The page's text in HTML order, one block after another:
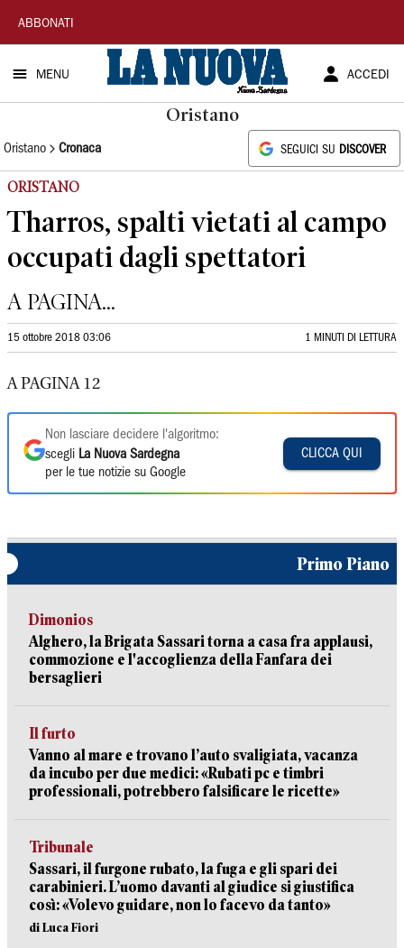
La
Nuova
Sardegna
ABBONATI
MENU ACCEDI
Oristano
Oristano Cronaca SEGUICI SU DISCOVER
ORISTANO
Tharros, spalti vietati al campo
occupati dagli spettatori
A PAGINA...
15 ottobre 2018 03:06 1 MINUTI DI LETTURA
A PAGINA 12
Non lasciare decidere l'algoritmo:
scegli La Nuova Sardegna
per le tue notizie su Google
CLICCA QUI
Primo Piano
Dimonios
Alghero, la Brigata Sassari torna a casa fra applausi,
commozione e l'accoglienza della Fanfara dei
bersaglieri
Il furto
Vanno al mare e trovano l’auto svaligiata, vacanza
da incubo per due medici: «Rubati pc e timbri
professionali, potrebbero falsificare le ricette»
Tribunale
Sassari, il furgone rubato, la fuga e gli spari dei
carabinieri. L’uomo davanti al giudice si giustifica
così: «Volevo guidare, non lo facevo da tanto»
di Luca Fiori